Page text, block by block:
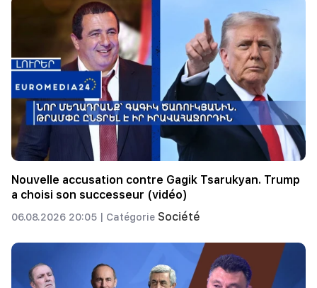
Nouvelle accusation contre Gagik Tsarukyan. Trump
a choisi son successeur (vidéo)
06.08.2026 20:05 | Catégorie Société